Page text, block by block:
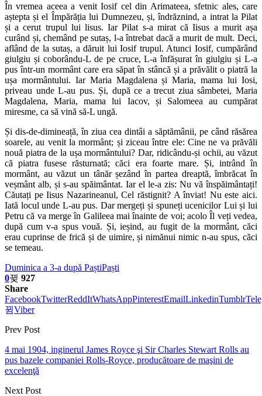
În vremea aceea a venit Iosif cel din Arimateea, sfetnic ales, care
aștepta și el Împărăția lui Dumnezeu, și, îndrăznind, a intrat la Pilat
și a cerut trupul lui lisus. Iar Pilat s-a mirat că Iisus a murit așa
curând și, chemând pe sutaș, l-a întrebat dacă a murit de mult. Deci,
aflând de la sutaș, a dăruit lui Iosif trupul. Atunci Iosif, cumpărând
giulgiu și coborându-L de pe cruce, L-a înfășurat în giulgiu și L-a
pus într-un mormânt care era săpat în stâncă și a prăvălit o piatră la
ușa mormântului. Iar Maria Magdalena și Maria, mama lui Iosi,
priveau unde L-au pus. Și, după ce a trecut ziua sâmbetei, Maria
Magdalena, Maria, mama lui Iacov, și Salomeea au cumpărat
miresme, ca să vină să-L ungă.
Și dis-de-dimineață, în ziua cea dintâi a săptămânii, pe când răsărea
soarele, au venit la mormânt; și ziceau între ele: Cine ne va prăvăli
nouă piatra de la ușa mormântului? Dar, ridicându-și ochii, au văzut
că piatra fusese răsturnată; căci era foarte mare. Și, intrând în
mormânt, au văzut un tânăr șezând în partea dreaptă, îmbrăcat în
veșmânt alb, și s-au spăimântat. Iar el le-a zis: Nu vă înspăimântați!
Căutați pe Iisus Nazarineanul, Cel răstignit? A înviat! Nu este aici.
Iată locul unde L-au pus. Dar mergeți și spuneți ucenicilor Lui și lui
Petru că va merge în Galileea mai înainte de voi; acolo Îl veți vedea,
după cum v-a spus vouă. Și, ieșind, au fugit de la mormânt, căci
erau cuprinse de frică și de uimire, și nimănui nimic n-au spus, căci
se temeau.
Duminica a 3-a după PaștiPaști
0
927
Share
FacebookTwitterReddItWhatsAppPinterestEmailLinkedinTumblr
Viber
Prev Post
4 mai 1904, inginerul James Royce şi Sir Charles Stewart Rolls au
pus bazele companiei Rolls-Royce, producătoare de maşini de
excelenţă
Next Post